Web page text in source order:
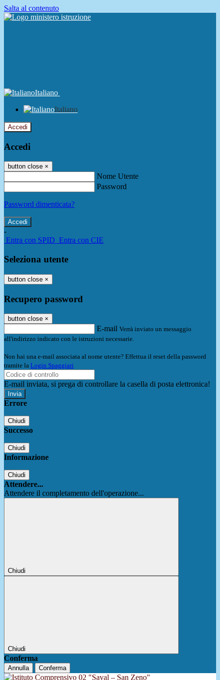
Salta al contenuto
Italiano
Italiano
Accedi
Accedi
button close ×
Nome Utente
Password
Password dimenticata?
-
Entra con SPID Entra con CIE
Seleziona utente
button close ×
Recupero password
button close ×
E-mail Verrà inviato un messaggio
all'indirizzo indicato con le istruzioni necessarie.
Non hai una e-mail associata al nome utente? Effettua il reset della password
tramite la Login Spaggiari
E-mail inviata, si prega di controllare la casella di posta elettronica!
Errore
Chiudi
Successo
Chiudi
Informazione
Chiudi
Attendere...
Attendere il completamento dell'operazione...
Chiudi
Chiudi
Conferma
Annulla Conferma